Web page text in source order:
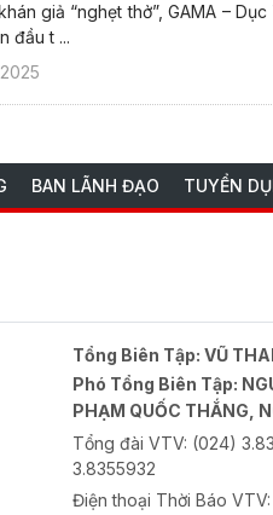
giả “nghẹt thở”, GAMA – Dục
đầu t ...
BAN LÃNH ĐẠO TUYỂN
Tổng Biên Tập:VŨ
Phó Tổng Biên Tập:
PHẠM QUỐC THẮNG,
Tổng đài VTV: (024)
3.8355932
Điện thoại Thời Báo VTV: